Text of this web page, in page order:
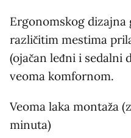
Ergonomskog dizajna
različitim mestima
(ojačan leđni i sedalni
veoma komfornom.
Veoma laka montaža
minuta)